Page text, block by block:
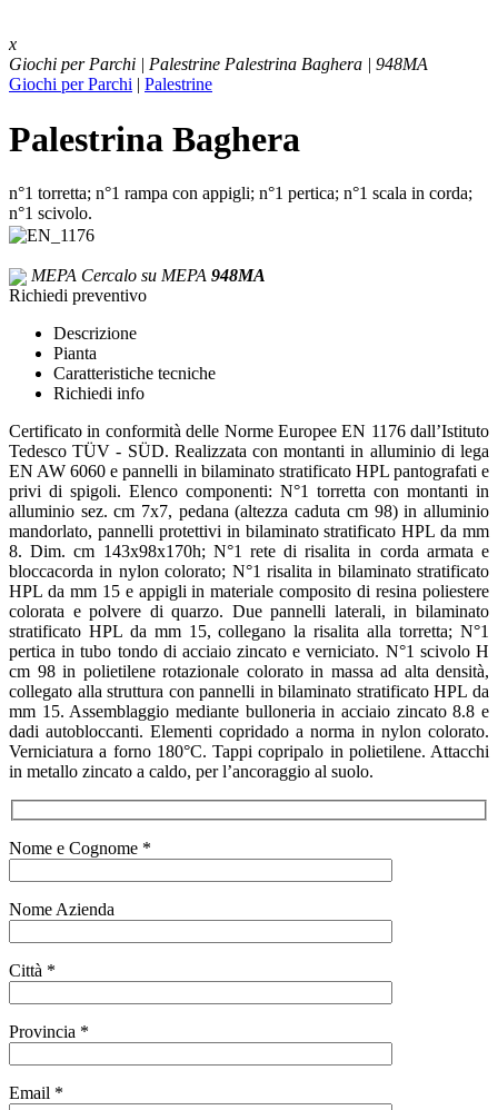
x
Giochi per Parchi | Palestrine Palestrina Baghera | 948MA
Giochi per Parchi | Palestrine
Palestrina Baghera
n°1 torretta; n°1 rampa con appigli; n°1 pertica; n°1 scala in corda;
n°1 scivolo.
MEPA Cercalo su MEPA 948MA
Richiedi preventivo
Descrizione
Pianta
Caratteristiche tecniche
Richiedi info
Certificato in conformità delle Norme Europee EN 1176 dall’Istituto
Tedesco TÜV - SÜD. Realizzata con montanti in alluminio di lega
EN AW 6060 e pannelli in bilaminato stratificato HPL pantografati e
privi di spigoli. Elenco componenti: N°1 torretta con montanti in
alluminio sez. cm 7x7, pedana (altezza caduta cm 98) in alluminio
mandorlato, pannelli protettivi in bilaminato stratificato HPL da mm
8. Dim. cm 143x98x170h; N°1 rete di risalita in corda armata e
bloccacorda in nylon colorato; N°1 risalita in bilaminato stratificato
HPL da mm 15 e appigli in materiale composito di resina poliestere
colorata e polvere di quarzo. Due pannelli laterali, in bilaminato
stratificato HPL da mm 15, collegano la risalita alla torretta; N°1
pertica in tubo tondo di acciaio zincato e verniciato. N°1 scivolo H
cm 98 in polietilene rotazionale colorato in massa ad alta densità,
collegato alla struttura con pannelli in bilaminato stratificato HPL da
mm 15. Assemblaggio mediante bulloneria in acciaio zincato 8.8 e
dadi autobloccanti. Elementi copridado a norma in nylon colorato.
Verniciatura a forno 180°C. Tappi copripalo in polietilene. Attacchi
in metallo zincato a caldo, per l’ancoraggio al suolo.
Nome e Cognome *
Nome Azienda
Città *
Provincia *
Email *